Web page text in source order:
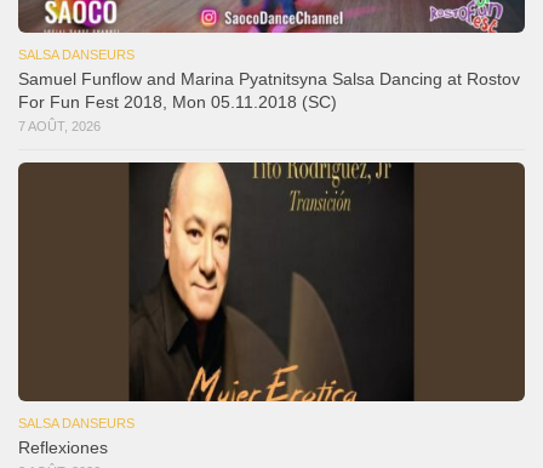
SALSA DANSEURS
Samuel Funflow and Marina Pyatnitsyna Salsa Dancing at Rostov
For Fun Fest 2018, Mon 05.11.2018 (SC)
7 AOÛT, 2026
SALSA DANSEURS
Reflexiones